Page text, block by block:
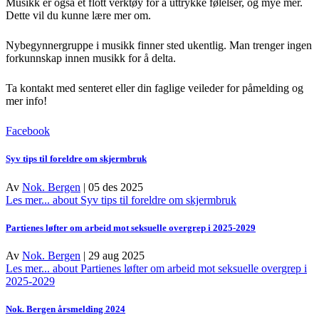
Musikk er også et flott verktøy for å uttrykke følelser, og mye mer.
Dette vil du kunne lære mer om.
Nybegynnergruppe i musikk finner sted ukentlig. Man trenger ingen
forkunnskap innen musikk for å delta.
Ta kontakt med senteret eller din faglige veileder for påmelding og
mer info!
Facebook
Syv tips til foreldre om skjermbruk
Av Nok. Bergen | 05 des 2025
Les mer... about Syv tips til foreldre om skjermbruk
Partienes løfter om arbeid mot seksuelle overgrep i 2025-2029
Av Nok. Bergen | 29 aug 2025
Les mer... about Partienes løfter om arbeid mot seksuelle overgrep i
2025-2029
Nok. Bergen årsmelding 2024